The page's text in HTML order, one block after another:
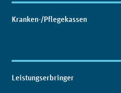
Kranken-/Pflegekassen
Leistungserbringer